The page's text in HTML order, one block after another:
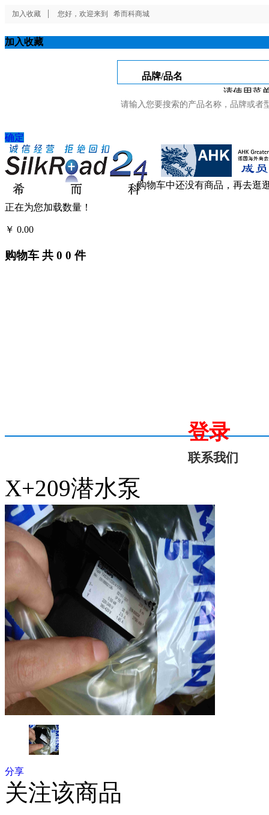
加入收藏 您好，欢迎来到 希而科商城
加入收藏
请使用菜
确定
购物车中还没有商品，再去逛
正在为您加载数量！
￥ 0.00
购物车 共 0 0 件
品牌/品名
登录
联系我们
X+209潜水泵
分享
关注该商品